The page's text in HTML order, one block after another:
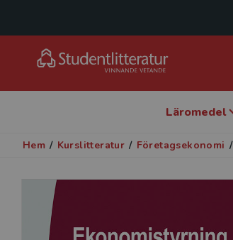
Läromedel
Hem / Kurslitteratur / Företagsekonomi /